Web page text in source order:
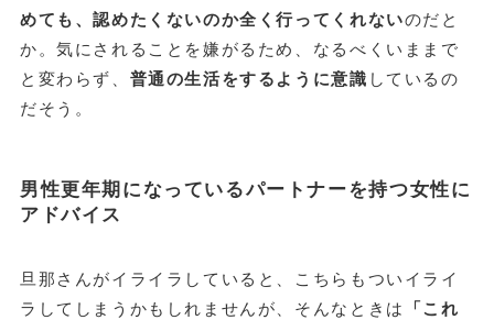
めても、認めたくないのか全く行ってくれないのだと
か。気にされることを嫌がるため、なるべくいままで
と変わらず、 普通の生活をするように意識 しているの
だそう。
男性更年期になっているパートナーを持つ女性に
アドバイス
旦那さんがイライラしていると、こちらもついイライ
ラしてしまうかもしれませんが、そんなときは
「これ